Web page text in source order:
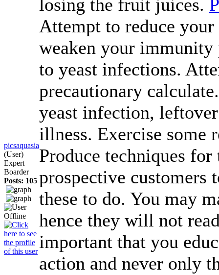
picsaquasia
(User)
Expert
Boarder
Posts: 105
losing the fruit juices.
Attempt to reduce your
weaken your immunity
to yeast infections.
precautionary
yeast infection,
illness. Exercise some
Produce techniques
prospective customers
these to do. You may
hence they will not
important that you
action and never only